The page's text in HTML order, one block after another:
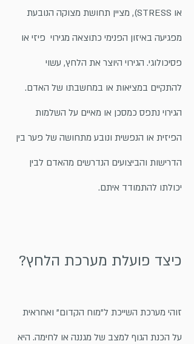
או STRESS), מציין תחושת מצוקה הנובעת
מפגיעה באיזון הפנימי כתוצאה מגירוי פיזי או
פסיכולוגי. הגירוי היוצר את הלחץ, עשוי
להתקיים במציאות או במחשבתו של האדם.
הגירוי נתפס כמסכן או מאיים על השלמות
הפיזית או הנפשית ונובע מתחושה של פער בין
הדרישות והביצועים הנדרשים מהאדם לבין
יכולתו להתמודד איתם.
כיצד פועלת מערכת הלחץ?
זוהי מערכת השייכת ל"מוח הקדום" ואחראית
על הכנת הגוף למצב של מגננה או לחימה. היא